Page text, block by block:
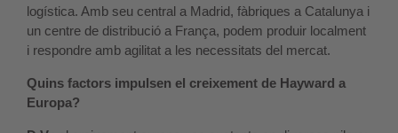
logística. Amb seu central a Madrid, fàbriques a Catalunya i
un centre de distribució a França, podem produir localment
i respondre amb agilitat a les necessitats del mercat.
Quins factors impulsen el creixement de Hayward a
Europa?